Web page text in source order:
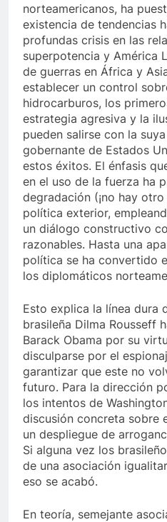
norteamericanos, ha
existencia de tendencias
profundas crisis en las
superpotencia y América
de guerras en África y
establecer un control
hidrocarburos, los
estrategia agresiva y la
pueden salirse con la
gobernante de Estados
estos éxitos. El énfasis
en el uso de la fuerza ha
degradación (¡no hay
política exterior,
un diálogo constructivo
razonables. Hasta una
política se ha convertido
los diplomáticos
Esto explica la línea dura
brasileña Dilma Rousseff
Barack Obama por su
disculparse por el
garantizar que este no
futuro. Para la dirección
los intentos de
discusión concreta sobre
un despliegue de
Si alguna vez los
de una asociación
eso se acabó.
En teoría, semejante